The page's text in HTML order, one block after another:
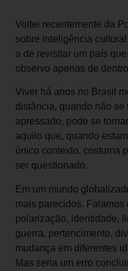
Voltei recentemente da
sobre inteligência
a de revisitar um país
observo apenas de
Viver há anos no Brasil
distância, quando não se
apressado, pode se
aquilo que, quando
único contexto, costuma
ser questionado.
Em um mundo
mais parecidos.
polarização, identidade,
guerra, pertencimento,
mudança em diferentes
Mas seria um erro